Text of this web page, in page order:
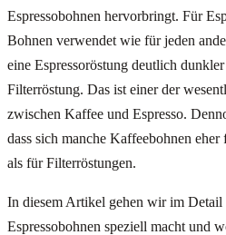
Espressobohnen hervorbringt. Für
Bohnen verwendet wie für jeden
eine Espressoröstung deutlich
Filterröstung. Das ist einer der
zwischen Kaffee und Espresso.
dass sich manche Kaffeebohnen eher
als für Filterröstungen.
In diesem Artikel gehen wir im Detail
Espressobohnen speziell macht und